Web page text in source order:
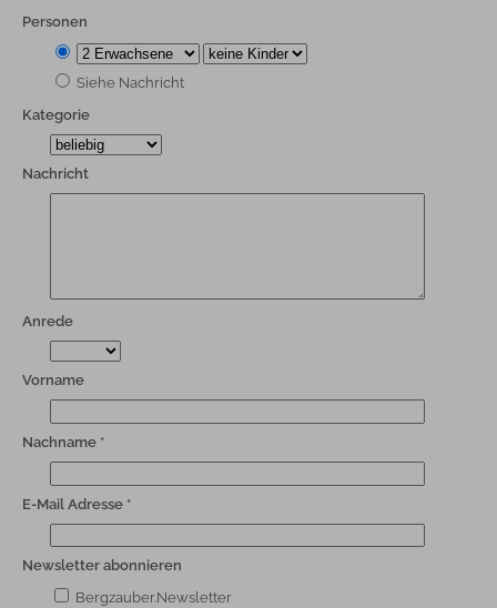
Personen
Siehe Nachricht
Kategorie
Nachricht
Anrede
Vorname
Nachname *
E-Mail Adresse *
Newsletter abonnieren
Bergzauber.Newsletter